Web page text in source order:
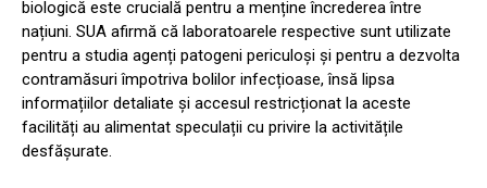
biologică este crucială pentru a menține încrederea între
națiuni. SUA afirmă că laboratoarele respective sunt utilizate
pentru a studia agenți patogeni periculoși și pentru a dezvolta
contramăsuri împotriva bolilor infecțioase, însă lipsa
informațiilor detaliate și accesul restricționat la aceste
facilități au alimentat speculații cu privire la activitățile
desfășurate.